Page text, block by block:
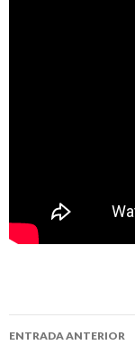
Navegación
ENTRADA ANTERIOR